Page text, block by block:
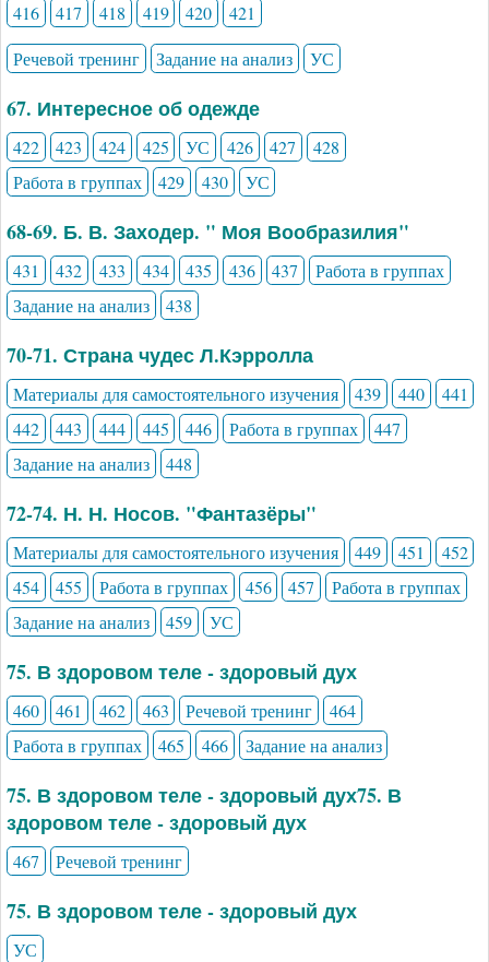
416 417 418 419 420
421
Речевой тренинг
Задание на анализ УС
67. Интересное об одежде
422 423 424 425 УС 426 427
428
Работа в группах
429 430 УС
68-69. Б. В. Заходер. " Моя Вообразилия"
431 432 433 434 435 436 437
Работа в группах
Задание на анализ
438
70-71. Страна чудес Л.Кэрролла
Материалы для самостоятельного изучения 439 440
441
442
443 444 445 446 Работа в группах
447
Задание на анализ
448
72-74. Н. Н. Носов. "Фантазёры"
Материалы для самостоятельного изучения 449 451
452
454
455 Работа в группах 456 457
Работа в группах
Задание на анализ
459 УС
75. В здоровом теле - здоровый дух
460 461 462 463 Речевой тренинг
464
Работа в группах
465 466 Задание на анализ
75. В здоровом теле - здоровый дух75. В
здоровом теле - здоровый дух
467 Речевой тренинг
75. В здоровом теле - здоровый дух
УС